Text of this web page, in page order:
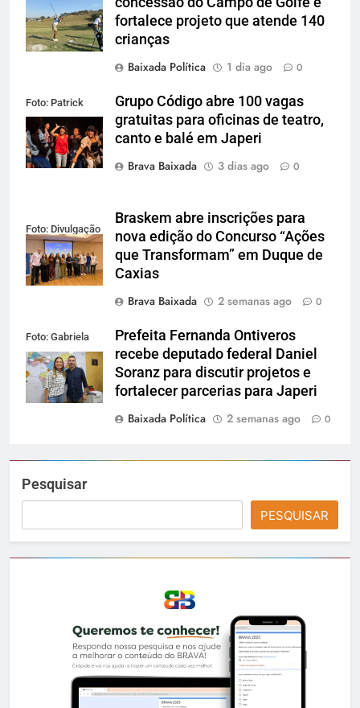
Cardoso
fortalece projeto que atende 140
crianças
Baixada Política
1 dia ago 0
Foto: Patrick
Lima
Grupo Código abre 100 vagas
gratuitas para oficinas de teatro,
canto e balé em Japeri
Brava Baixada
3 dias ago 0
Foto: Divulgação
Braskem abre inscrições para
nova edição do Concurso “Ações
que Transformam” em Duque de
Caxias
Brava Baixada
2 semanas ago 0
Foto: Gabriela
Figueiredo
Prefeita Fernanda Ontiveros
recebe deputado federal Daniel
Soranz para discutir projetos e
fortalecer parcerias para Japeri
Baixada Política
2 semanas ago 0
Pesquisar
PESQUISAR